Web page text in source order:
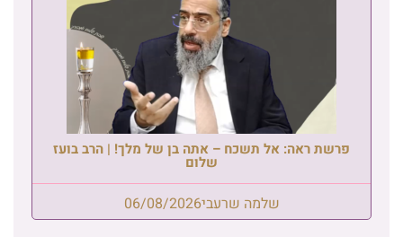
פרשת ראה: אל תשכח – אתה בן של מלך! | הרב בועז
שלום
שלמה שרעבי06/08/2026